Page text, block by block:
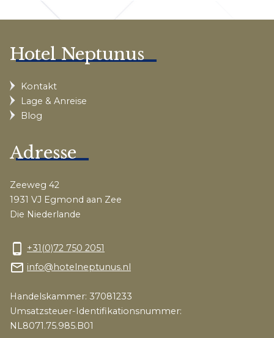
Hotel Neptunus
Kontakt
Lage & Anreise
Blog
Adresse
Zeeweg 42
1931 VJ Egmond aan Zee
Die Niederlande
phone_android +31(0)72 750 2051
mail_outline info@hotelneptunus.nl
Handelskammer: 37081233
Umsatzsteuer-Identifikationsnummer:
NL8071.75.985.B01